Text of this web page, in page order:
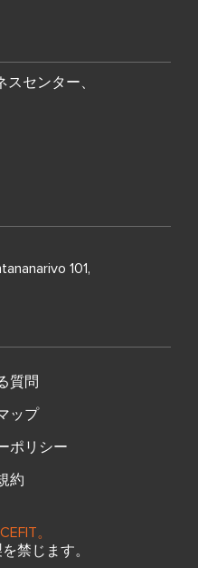
センター、
101,
質問
ップ
ポリシー
約
。
禁じます。